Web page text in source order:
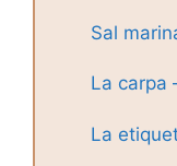
Sal
La carpa
La